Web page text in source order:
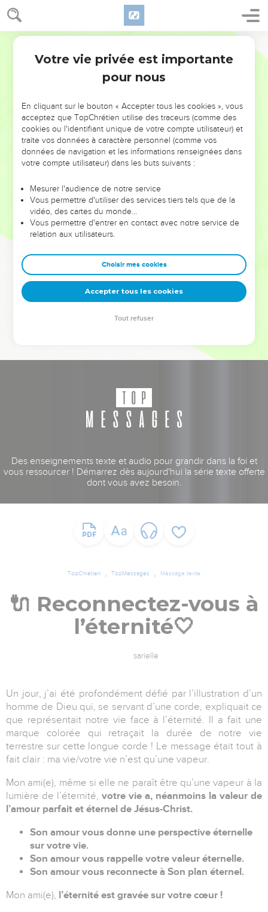
NE MANQUEZ PAS L’ÉVÉNEMENT
DE L’ANNÉE !
ET SI LEURS ERREURS POUVAIENT VOUS ÉVITER LES
VOTRES ?
leur foi ou leur vision. Mais on voit moins les doutes, les erreurs
et les saisons difficiles qu'ils ont traversés, alors même que ce
sont elles qui les ont façonnés.
Dans cette conférence, leaders, entrepreneurs, et responsables
clés pour avancer avec plus de sagesse afin que leurs erreurs
deviennent vos tremplins. Que vous guidiez un ministère, une
équipe, un groupe ou une famille, leur expérience est faite
pour vous.
Des enseignements texte et audio pour grandir dans la foi et
vous ressourcer ! Démarrez dès aujourd'hui la série texte offerte
dont vous avez besoin.
TopChrétien TopMessages Message texte
🔌 Re­con­nec­tez-vous à
l’éter­ni­té🤍
sarielle
Un jour, j’ai été pro­fon­dé­ment dé­fié par l’illus­tra­tion d’un
homme de Dieu qui, se ser­vant d’une corde, ex­pli­quait ce
que re­pré­sen­tait notre vie face à l’éter­ni­té. Il a fait une
marque colorée qui retraçait la durée de notre vie
terrestre sur cette longue corde ! Le mes­sage était tout à
fait clair : ma vie/votre vie n’est qu’une va­peur.
Mon ami(e), même si elle ne paraît être qu’une va­peur à la
lu­mière de l’éternité, votre vie a, néanmoins la va­leur de
l’amour par­fait et éter­nel de Jé­sus-Christ.
Son amour vous donne une pers­pec­tive éternelle
sur votre vie.
Son amour vous rappelle votre va­leur éternelle.
Son amour vous reconnecte à Son plan éternel.
Mon ami(e), l’éter­ni­té est gravée sur votre cœur !
Votre vie privée est importante
pour nous
En cliquant sur le bouton « Accepter tous les cookies », vous
acceptez que TopChrétien utilise des traceurs (comme des
cookies ou l'identifiant unique de votre compte utilisateur) et
traite vos données à caractère personnel (comme vos
données de navigation et les informations renseignées dans
votre compte utilisateur) dans les buts suivants :
Mesurer l'audience de notre service
Vous permettre d'utiliser des services tiers tels que de la
vidéo, des cartes du monde…
Vous permettre d'entrer en contact avec notre service de
relation aux utilisateurs.
Choisir mes cookies
Accepter tous les cookies
Tout refuser